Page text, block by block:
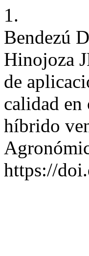
1.
Bendezú
Hinojoza
de
calidad
híbrido
https://